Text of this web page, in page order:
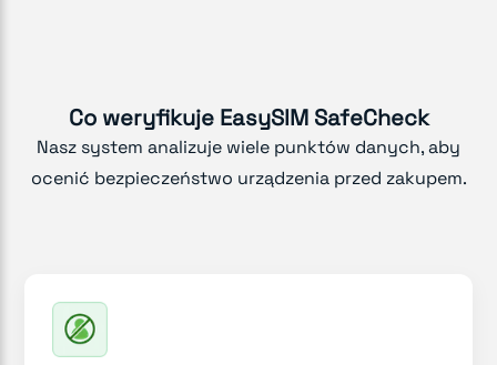
Co weryfikuje EasySIM SafeCheck
Nasz system analizuje wiele punktów danych, aby
ocenić bezpieczeństwo urządzenia przed zakupem.